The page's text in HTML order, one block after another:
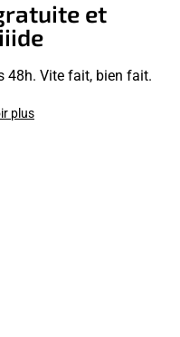
et
48h. Vite fait, bien fait.
plus